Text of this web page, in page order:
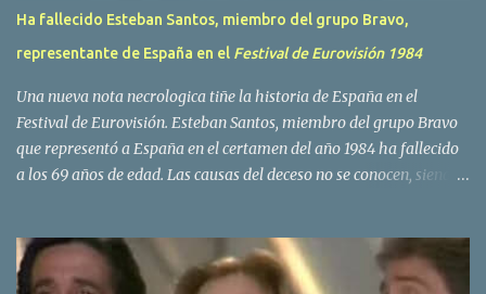
Ha fallecido Esteban Santos, miembro del grupo Bravo,
representante de España en el Festival de Eurovisión 1984
Una nueva nota necrologica tiñe la historia de España en el
Festival de Eurovisión. Esteban Santos, miembro del grupo Bravo
que representó a España en el certamen del año 1984 ha fallecido
a los 69 años de edad. Las causas del deceso no se conocen, siendo
traves de las redes sociales. Nacido en Tolosa en 1951, durante su
epoca universitaria en la carrera de empresariales conoció al